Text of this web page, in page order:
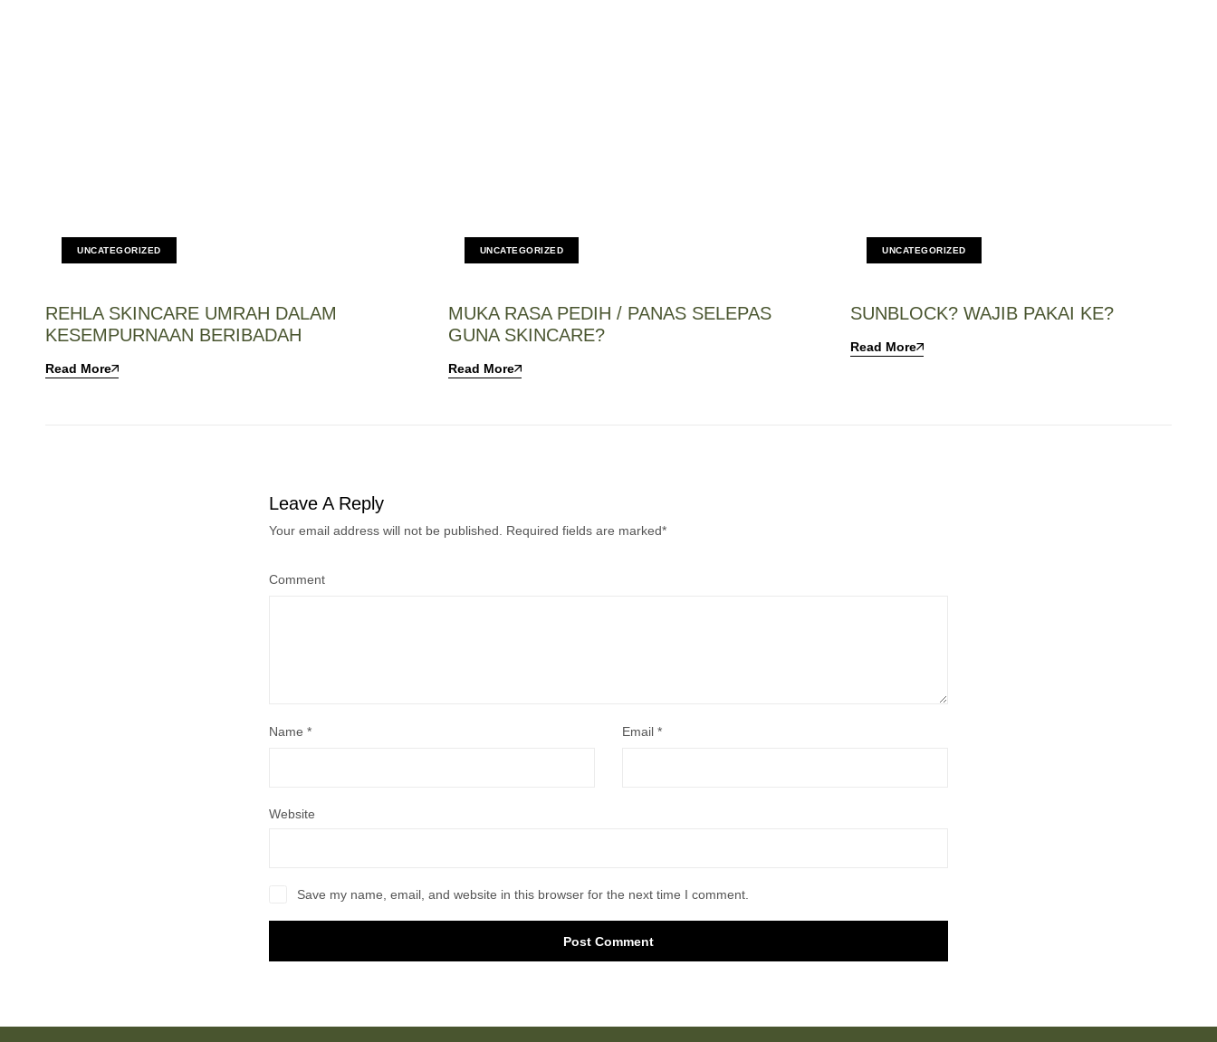
UNCATEGORIZED
REHLA SKINCARE UMRAH DALAM
KESEMPURNAAN BERIBADAH
Read More
UNCATEGORIZED
MUKA RASA PEDIH / PANAS SELEPAS
GUNA SKINCARE?
Read More
UNCATEGORIZED
SUNBLOCK? WAJIB PAKAI KE?
Read More
Leave A Reply
Your email address will not be published. Required fields are marked*
Comment
Name * Email *
Website
Save my name, email, and website in this browser for the next time I comment.
Post Comment